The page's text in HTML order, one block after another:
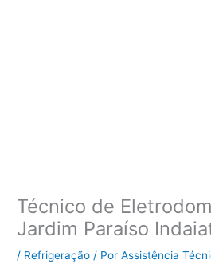
Técnico de
Jardim Paraíso
/ Refrigeração / PorAssistência